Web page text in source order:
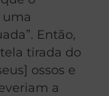
uma
Então,
tirada do
ossos e
a